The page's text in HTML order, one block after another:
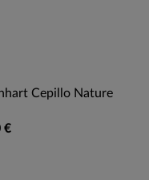
Cepillo Nature
€